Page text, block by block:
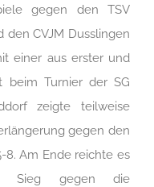
gegen den TSV
den CVJM Dusslingen
einer aus erster und
beim Turnier der SG
zeigte teilweise
gegen den
8. Am Ende reichte es
Sieg gegen die